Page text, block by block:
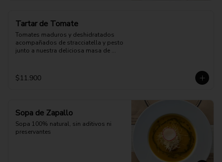
Tartar de Tomate
Tomates maduros y deshidratados
acompañados de stracciatella y pesto
junto a nuestra deliciosa masa de
$11.900
Sopa de Zapallo
Sopa 100% natural, sin aditivos ni
preservantes